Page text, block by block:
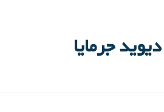
جرمایا